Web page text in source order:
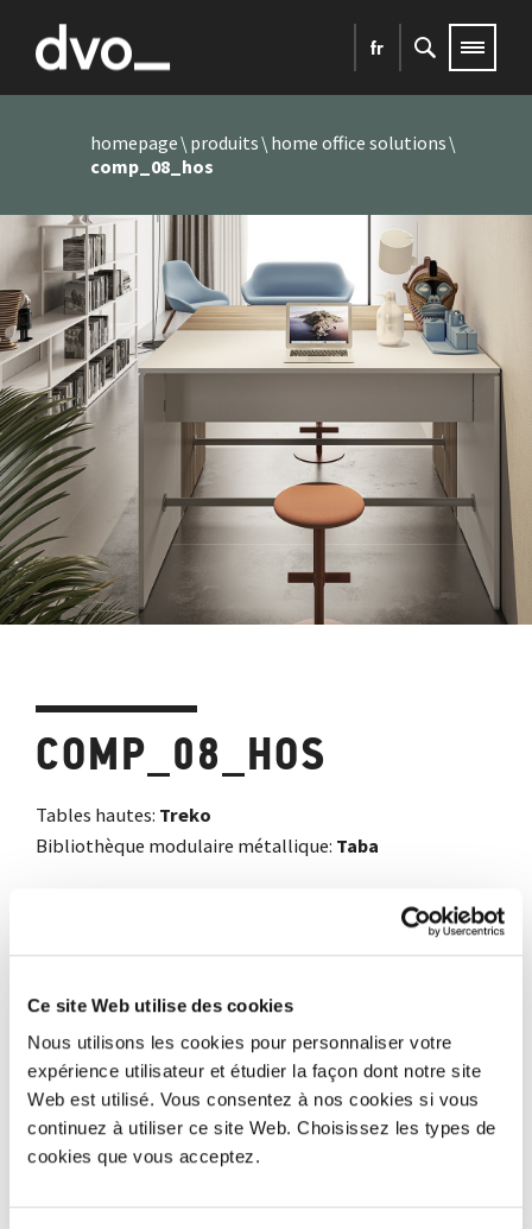
Ce site Web utilise des cookies
Nous utilisons les cookies pour personnaliser votre
expérience utilisateur et étudier la façon dont notre site
Web est utilisé. Vous consentez à nos cookies si vous
continuez à utiliser ce site Web. Choisissez les types de
cookies que vous acceptez.
fr
homepage produits home office solutions
comp_08_hos
COMP_08_HOS
Tables hautes: Treko
Bibliothèque modulaire métallique: Taba
Partage